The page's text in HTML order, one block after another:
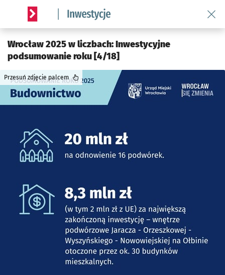
Serwis informacyjny wroclaw.pl podserwis:
Wrocław 2025 w liczbach: Inwestycyjne
podsumowanie roku [4/18]
Przesuń zdjęcie palcem